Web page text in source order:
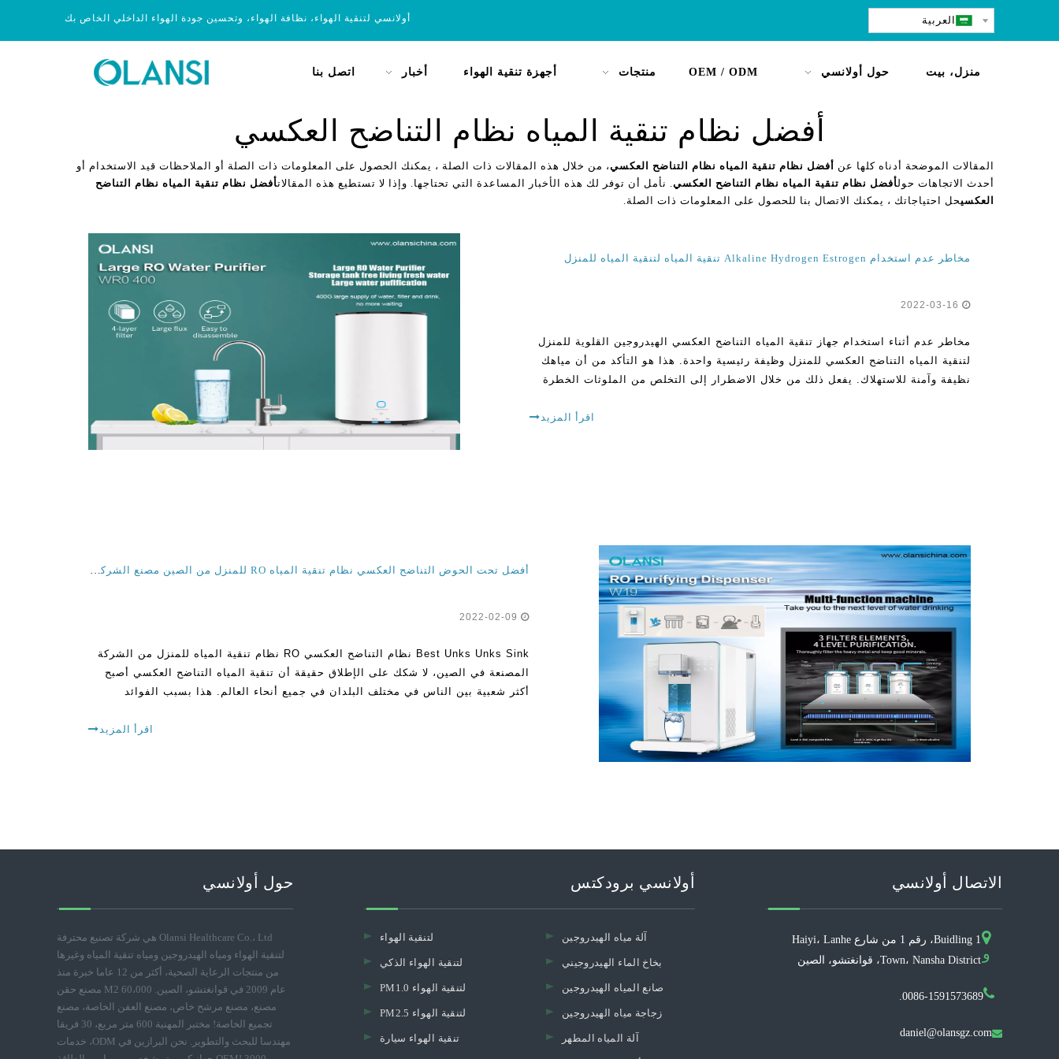
أولانسي لتنقية الهواء، نظافة الهواء، وتحسين جودة الهواء الداخلي الخاص بك العربية
منزل، بيت حول أولانسي OEM / ODM منتجات أجهزة تنقية الهواء أخبار اتصل بنا
أفضل نظام تنقية المياه نظام التناضح العكسي
المقالات الموضحة أدناه كلها عن أفضل نظام تنقية المياه نظام التناضح العكسي، من خلال هذه المقالات ذات الصلة ، يمكنك الحصول على المعلومات ذات الصلة أو الملاحظات قيد الاستخدام أو
أحدث الاتجاهات حولأفضل نظام تنقية المياه نظام التناضح العكسي. نأمل أن توفر لك هذه الأخبار المساعدة التي تحتاجها. وإذا لا تستطيع هذه المقالاتأفضل نظام تنقية المياه نظام التناضح
العكسيحل احتياجاتك ، يمكنك الاتصال بنا للحصول على المعلومات ذات الصلة.
مخاطر عدم استخدام Alkaline Hydrogen Estrogen تنقية المياه لتنقية المياه للمنزل
مخاطر عدم أثناء استخدام جهاز تنقية المياه التناضح العكسي الهيدروجين القلوية للمنزل
لتنقية المياه التناضح العكسي للمنزل وظيفة رئيسية واحدة. هذا هو التأكد من أن مياهك
نظيفة وآمنة للاستهلاك. يفعل ذلك من خلال الاضطرار إلى التخلص من الملوثات الخطرة
اقرأ المزيد
أفضل تحت الحوض التناضح العكسي نظام تنقية المياه RO للمنزل من الصين مصنع الشركة المصنعة
Best Unks Unks Sink نظام التناضح العكسي RO نظام تنقية المياه للمنزل من الشركة
المصنعة في الصين، لا شكك على الإطلاق حقيقة أن تنقية المياه التناضح العكسي أصبح
أكثر شعبية بين الناس في مختلف البلدان في جميع أنحاء العالم. هذا بسبب الفوائد
اقرأ المزيد
حول أولانسي
Olansi Healthcare Co.، Ltd هي شركة تصنيع محترفة
لتنقية الهواء ومياه الهيدروجين ومياه تنقية المياه وغيرها
من منتجات الرعاية الصحية، أكثر من 12 عاما خبرة منذ
عام 2009 في قوانغتشو، الصين. 60،000 M2 مصنع حقن
مصنع، مصنع مرشح خاص، مصنع العفن الخاصة، مصنع
تجميع الخاصة! مختبر المهنية 600 متر مربع، 30 فريقا
مهندسا للبحث والتطوير. نحن البرازين في ODM، خدمات
أولانسي برودكتس
لتنقية الهواء
لتنقية الهواء الذكي
PM1.0 لتنقية الهواء
PM2.5 لتنقية الهواء
تنقية الهواء سيارة
آلة مياه الهيدروجين
بخاخ الماء الهيدروجيني
صانع المياه الهيدروجين
زجاجة مياه الهيدروجين
آلة المياه المطهر
الاتصال أولانسي
و
Buidling 1، رقم 1 من شارع Haiyi، Lanhe
Town، Nansha District، قوانغتشو، الصين
0086-1591573689.

daniel@olansgz.com